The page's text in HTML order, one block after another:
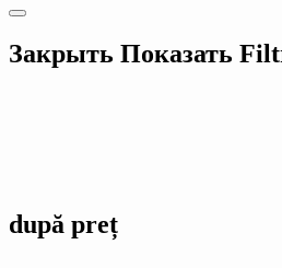
Закрыть Показать
după preț